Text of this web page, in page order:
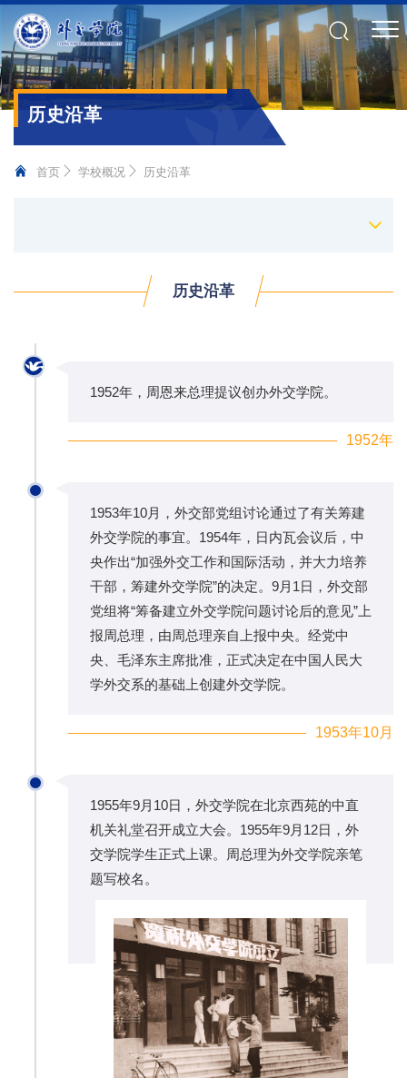
历史沿革
首页 学校概况 历史沿革
历史沿革
1952年，周恩来总理提议创办外交学院。
1952年
1953年10月，外交部党组讨论通过了有关筹建
外交学院的事宜。1954年，日内瓦会议后，中
央作出“加强外交工作和国际活动，并大力培养
干部，筹建外交学院”的决定。9月1日，外交部
党组将“筹备建立外交学院问题讨论后的意见”上
报周总理，由周总理亲自上报中央。经党中
央、毛泽东主席批准，正式决定在中国人民大
学外交系的基础上创建外交学院。
1953年10月
1955年9月10日，外交学院在北京西苑的中直
机关礼堂召开成立大会。1955年9月12日，外
交学院学生正式上课。周总理为外交学院亲笔
题写校名。